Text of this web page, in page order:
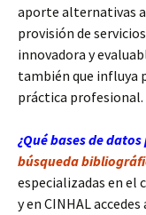
aporte alternativas
provisión de
innovadora y
también que influya
práctica profesional.
¿Qué bases de
búsqueda
especializadas en el
y en CINHAL